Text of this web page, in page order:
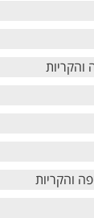
והקריות
והקריות